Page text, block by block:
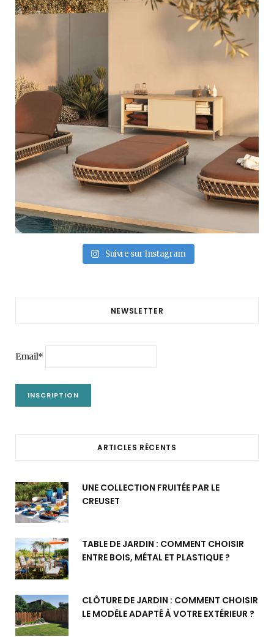
Suivre sur Instagram
NEWSLETTER
Email*
ARTICLES RÉCENTS
UNE COLLECTION FRUITÉE PAR LE
CREUSET
TABLE DE JARDIN : COMMENT CHOISIR
ENTRE BOIS, MÉTAL ET PLASTIQUE ?
CLÔTURE DE JARDIN : COMMENT CHOISIR
LE MODÈLE ADAPTÉ À VOTRE EXTÉRIEUR ?